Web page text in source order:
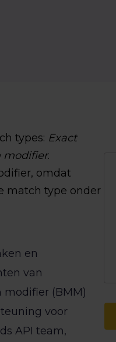
types: Exact
modifier.
omdat
match type onder
en
van
(BMM)
voor
API team,